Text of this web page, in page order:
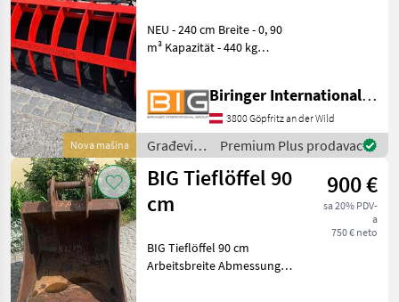
Nova mašina
Merlo Aufnahme
NEU - 240 cm Breite - 0, 90
m³ Kapazität - 440 kg
Pelikanschaufel mit 2
hinten liegenden hyd.
Zylindern - starker
Biringer International GmbH
3800 Göpfritz an der Wild
Građevinski
strojevi /
BIG
Premium Plus prodavac
BIG Tieflöffel 90
cm
900 €
sa 20% PDV-
a
750 € neto
BIG Tieflöffel 90 cm
Arbeitsbreite Abmessungen